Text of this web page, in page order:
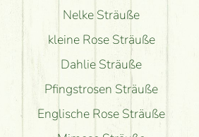
Nelke Sträuße
kleine Rose Sträuße
Dahlie Sträuße
Pfingstrosen Sträuße
Englische Rose Sträuße